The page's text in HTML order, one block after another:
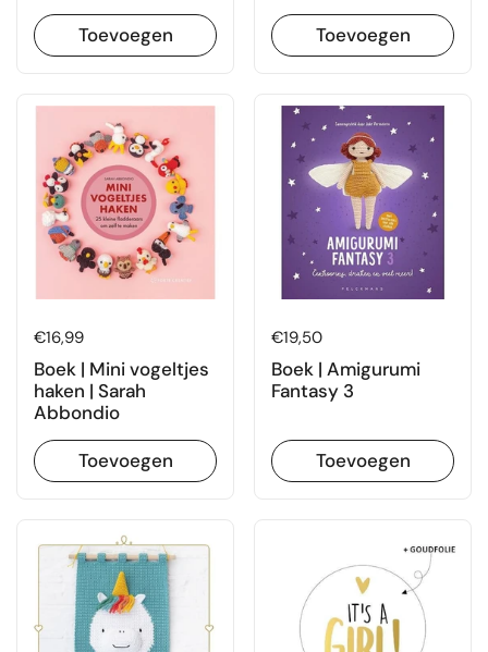
Toevoegen Toevoegen
Prijs:
€16,99
Boek | Mini vogeltjes
haken | Sarah
Abbondio
Toevoegen
Prijs:
€19,50
Boek | Amigurumi
Fantasy 3
Toevoegen